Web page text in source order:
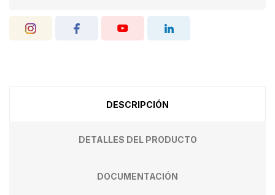
DESCRIPCIÓN
DETALLES DEL PRODUCTO
DOCUMENTACIÓN